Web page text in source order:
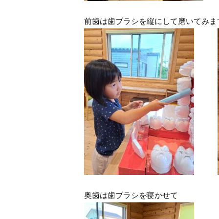
前歯は歯ブラシを縦にして磨いてみま
奥歯は歯ブラシを寝かせて